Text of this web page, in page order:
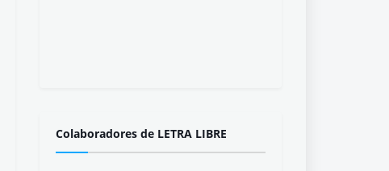
Colaboradores de LETRA LIBRE